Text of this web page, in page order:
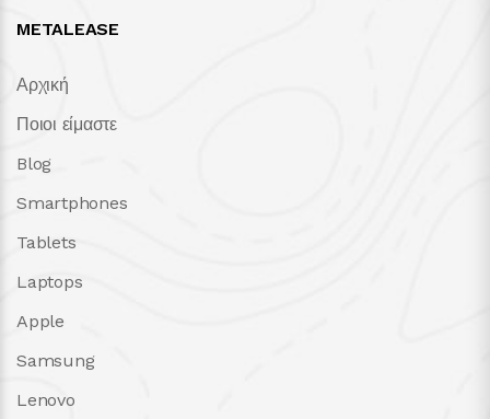
METALEASE
Αρχική
Ποιοι είμαστε
Blog
Smartphones
Tablets
Laptops
Apple
Samsung
Lenovo